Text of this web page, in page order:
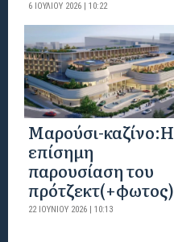
6 ΙΟΥΛΊΟΥ 2026 | 10:22
Mαρούσι-καζίνο:H
επίσημη
παρουσίαση του
πρότζεκτ(+φωτος)
22 ΙΟΥΝΊΟΥ 2026 | 10:13